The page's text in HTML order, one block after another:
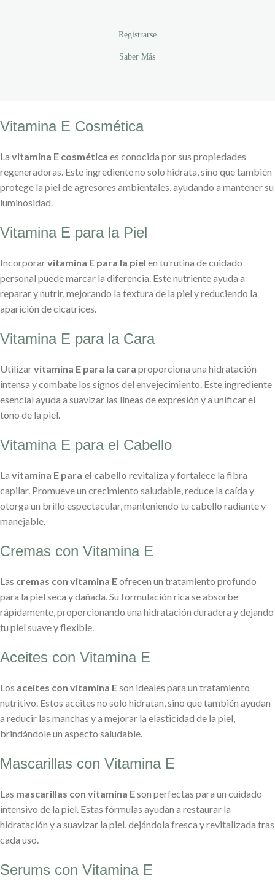
Registrarse
Saber Más
Vitamina E Cosmética
La vitamina E cosmética es conocida por sus propiedades
regeneradoras. Este ingrediente no solo hidrata, sino que también
protege la piel de agresores ambientales, ayudando a mantener su
luminosidad.
Vitamina E para la Piel
Incorporarvitamina E para la piel en tu rutina de cuidado
personal puede marcar la diferencia. Este nutriente ayuda a
reparar y nutrir, mejorando la textura de la piel y reduciendo la
aparición de cicatrices.
Vitamina E para la Cara
Utilizarvitamina E para la cara proporciona una hidratación
intensa y combate los signos del envejecimiento. Este ingrediente
esencial ayuda a suavizar las líneas de expresión y a unificar el
tono de la piel.
Vitamina E para el Cabello
La vitamina E para el cabello revitaliza y fortalece la fibra
capilar. Promueve un crecimiento saludable, reduce la caída y
otorga un brillo espectacular, manteniendo tu cabello radiante y
manejable.
Cremas con Vitamina E
Las cremas con vitamina Eofrecen un tratamiento profundo
para la piel seca y dañada. Su formulación rica se absorbe
rápidamente, proporcionando una hidratación duradera y dejando
tu piel suave y flexible.
Aceites con Vitamina E
Los aceites con vitamina Eson ideales para un tratamiento
nutritivo. Estos aceites no solo hidratan, sino que también ayudan
a reducir las manchas y a mejorar la elasticidad de la piel,
brindándole un aspecto saludable.
Mascarillas con Vitamina E
Las mascarillas con vitamina Eson perfectas para un cuidado
intensivo de la piel. Estas fórmulas ayudan a restaurar la
hidratación y a suavizar la piel, dejándola fresca y revitalizada tras
cada uso.
Serums con Vitamina E